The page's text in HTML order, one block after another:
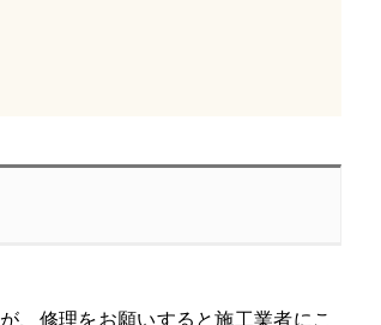
、修理をお願いすると施工業者にこ